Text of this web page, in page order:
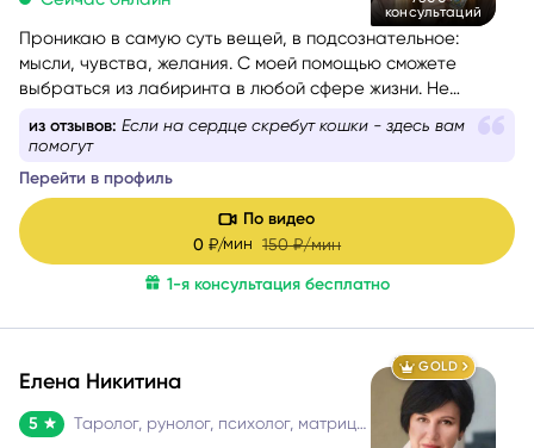
консультаций
Проникаю в самую суть вещей, в подсознательное:
мысли, чувства, желания. С моей помощью сможете
выбраться из лабиринта в любой сфере жизни. Не
формулировкой. На консультации со мной вы найдёте
из отзывов: Если на сердце скребут кошки - здесь вам
помогут
Перейти в профиль
По видео
0 ₽/мин150 ₽/мин
1-я консультация бесплатно
GOLD
Елена Никитина
5 Таролог, рунолог, психолог, матрица судьбы